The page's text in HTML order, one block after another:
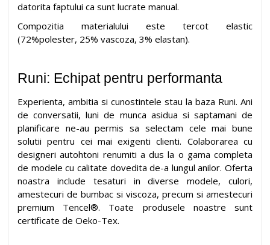
datorita faptului ca sunt lucrate manual.
Compozitia materialului este tercot elastic
(72%polester, 25% vascoza, 3% elastan).
Runi: Echipat pentru performanta
Experienta, ambitia si cunostintele stau la baza Runi. Ani
de conversatii, luni de munca asidua si saptamani de
planificare ne-au permis sa selectam cele mai bune
solutii pentru cei mai exigenti clienti. Colaborarea cu
designeri autohtoni renumiti a dus la o gama completa
de modele cu calitate dovedita de-a lungul anilor. Oferta
noastra include tesaturi in diverse modele, culori,
amestecuri de bumbac si viscoza, precum si amestecuri
premium Tencel®. Toate produsele noastre sunt
certificate de Oeko-Tex.